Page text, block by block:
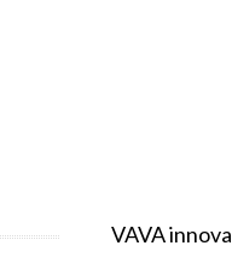
VAVA innova